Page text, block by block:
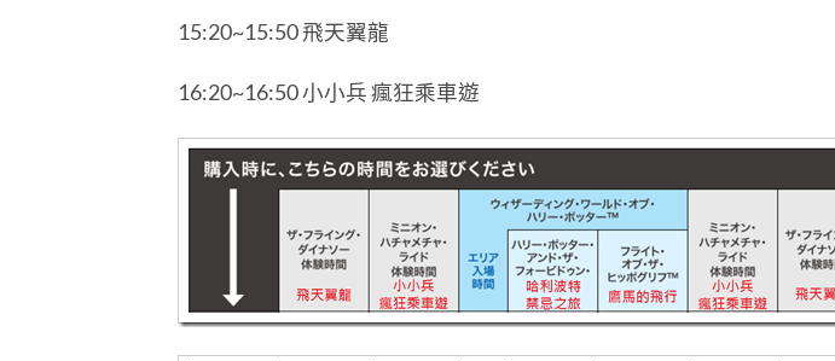
15:20~15:50 飛天翼龍
16:20~16:50 小小兵 瘋狂乘車遊